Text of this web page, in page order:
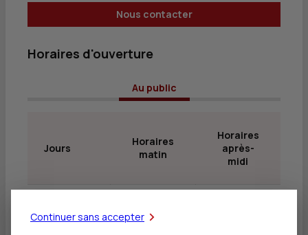
Nous contacter
Horaires d'ouverture
Au public
Jours
Horaires
matin
Horaires
après-
midi
Lundi
12h15
Continuer sans accepter